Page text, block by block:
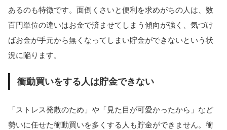
あるのも特徴です。面倒くさいと便利を求めがちの人は、数
百円単位の違いはお金で済ませてしまう傾向が強く、気づけ
ばお金が手元から無くなってしまい貯金ができないという状
況に陥ります。
衝動買いをする人は貯金できない
「ストレス発散のため」や「見た目が可愛かったから」など
勢いに任せた衝動買いを多くする人も貯金ができません。衝